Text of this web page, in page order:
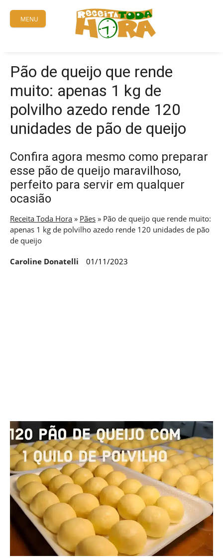
content
MENU
Pão de queijo que rende
muito: apenas 1 kg de
polvilho azedo rende 120
unidades de pão de queijo
Confira agora mesmo como preparar
esse pão de queijo maravilhoso,
perfeito para servir em qualquer
ocasião
Receita Toda Hora » Pães » Pão de queijo que rende muito:
apenas 1 kg de polvilho azedo rende 120 unidades de pão
de queijo
Caroline Donatelli 01/11/2023